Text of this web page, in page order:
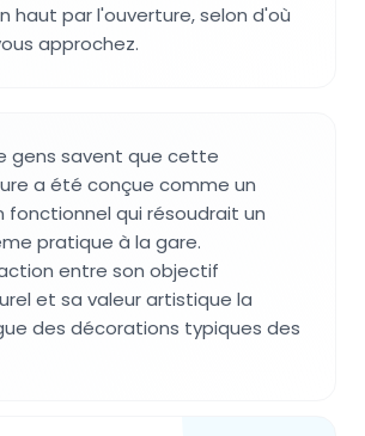
haut par l'ouverture, selon d'où
approchez.
gens savent que cette
a été conçue comme un
fonctionnel qui résoudrait un
pratique à la gare.
entre son objectif
et sa valeur artistique la
des décorations typiques des